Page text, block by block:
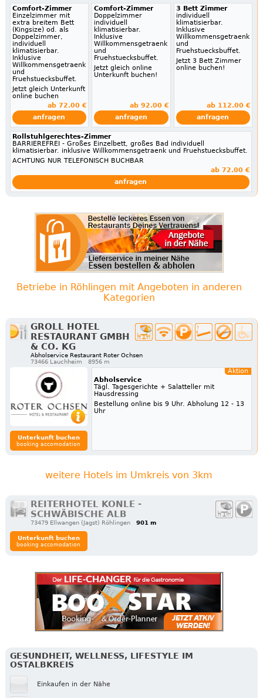
Comfort-Zimmer
Einzelzimmer mit
extra breitem Bett
(Kingsize) od. als
Doppelzimmer,
individuell
klimatisierbar.
Inklusive
Willkommensgetraenk
und
Fruehstuecksbuffet.
Jetzt gleich Unterkunft
online buchen
ab 72.00 €
anfragen
Comfort-Zimmer
Doppelzimmer
individuell
klimatisierbar.
Inklusive
Willkommensgetraenk
und
Fruehstuecksbuffet.
Jetzt gleich online
Unterkunft buchen!
ab 92.00 €
anfragen
3 Bett Zimmer
individuell
klimatisierbar.
Inklusive
Willkommensgetraenk
und
Fruehstuecksbuffet.
Jetzt 3 Bett Zimmer
online buchen!
ab 112.00 €
anfragen
Rollstuhlgerechtes-Zimmer
BARRIEREFREI - Großes Einzelbett, großes Bad individuell
klimatisierbar. inklusive Willkommensgetraenk und Fruehstuecksbuffet.
ACHTUNG NUR TELEFONISCH BUCHBAR
ab 72.00 €
anfragen
Betriebe in Röhlingen mit Angeboten in anderen
Kategorien
GROLL HOTEL
RESTAURANT GMBH
& CO. KG
Abholservice Restaurant Roter Ochsen
73466 Lauchheim
8956 m
Unterkunft buchen
booking accomodation
Aktion
Abholservice
Tägl. Tagesgerichte + Salatteller mit
Hausdressing
Bestellung online bis 9 Uhr. Abholung 12 - 13
Uhr
weitere Hotels im Umkreis von 3km
REITERHOTEL KONLE -
SCHWÄBISCHE ALB
73479 Ellwangen (Jagst) Röhlingen 901 m
Unterkunft buchen
booking accomodation
GESUNDHEIT, WELLNESS, LIFESTYLE IM
OSTALBKREIS
Einkaufen in der Nähe